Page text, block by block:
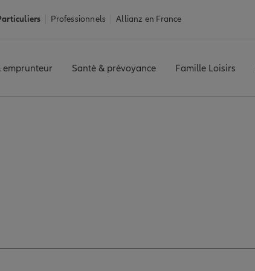
Professionnels Allianz en France
Santé & prévoyance Famille Loisirs